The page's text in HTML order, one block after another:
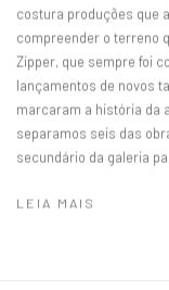
costura produções que
compreender o terreno
Zipper, que sempre foi
lançamentos de novos
marcaram a história da
separamos seis das
secundário da galeria
LEIA MAIS